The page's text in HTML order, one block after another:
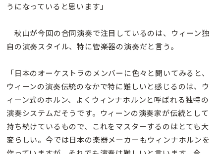
うになっていると思います」
秋山が今回の合同演奏で注目しているのは、ウィーン独
自の演奏スタイル、特に管楽器の演奏だと言う。
「日本のオーケストラのメンバーに色々と聞いてみると、
ウィーンの演奏伝統のなかで特に難しいと感じるのは、ウ
ィーン式のホルン、よくウィンナホルンと呼ばれる独特の
演奏システムだそうです。ウィーンの演奏家が伝統として
持ち続けているもので、これをマスターするのはとても大
変らしい。今では日本の楽器メーカーもウィンナホルンを